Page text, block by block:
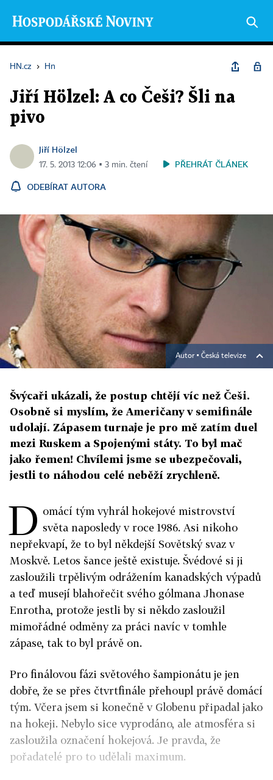
HN.cz › Hn
Jiří Hölzel: A co Češi? Šli na
pivo
Jiří Hölzel
17. 5. 2013 12:06 ▪ 3 min. čtení PŘEHRÁT ČLÁNEK
ODEBÍRAT AUTORA
Autor ▪ Česká televize
Švýcaři ukázali, že postup chtějí víc než Češi.
Osobně si myslím, že Američany v semifinále
udolají. Zápasem turnaje je pro mě zatím duel
mezi Ruskem a Spojenými státy. To byl mač
jako řemen! Chvílemi jsme se ubezpečovali,
jestli to náhodou celé neběží zrychleně.
D omácí tým vyhrál hokejové mistrovství
světa naposledy v roce 1986. Asi nikoho
nepřekvapí, že to byl někdejší Sovětský svaz v
Moskvě. Letos šance ještě existuje. Švédové si ji
zasloužili trpělivým odrážením kanadských výpadů
a teď musejí blahořečit svého gólmana Jhonase
Enrotha, protože jestli by si někdo zasloužil
mimořádné odměny za práci navíc v tomhle
zápase, tak to byl právě on.
Pro finálovou fázi světového šampionátu je jen
dobře, že se přes čtvrtfinále přehoupl právě domácí
tým. Včera jsem si konečně v Globenu připadal jako
na hokeji. Nebylo sice vyprodáno, ale atmosféra si
zasloužila označení hokejová. Je pravda, že
pořadatelé pro to udělali maximum.